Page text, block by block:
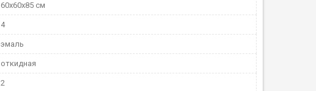
60х60х85 см
4
эмаль
откидная
2